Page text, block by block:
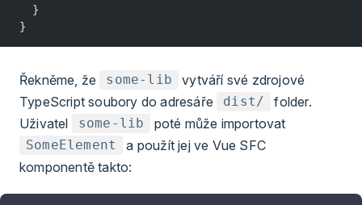
  }
}
Řekněme, že some-lib
vytváří své zdrojové
TypeScript soubory do adresáře
dist/
folder.
Uživatel
some-lib poté může importovat
SomeElement
a použít jej ve Vue SFC
komponentě takto: